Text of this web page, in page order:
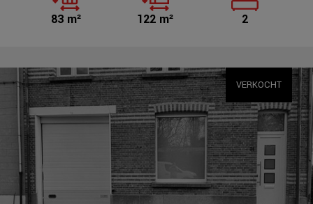
2
122 m²
83 m²
VERKOCHT